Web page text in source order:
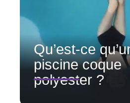
Qu’est-ce
piscine coque
polyester ?